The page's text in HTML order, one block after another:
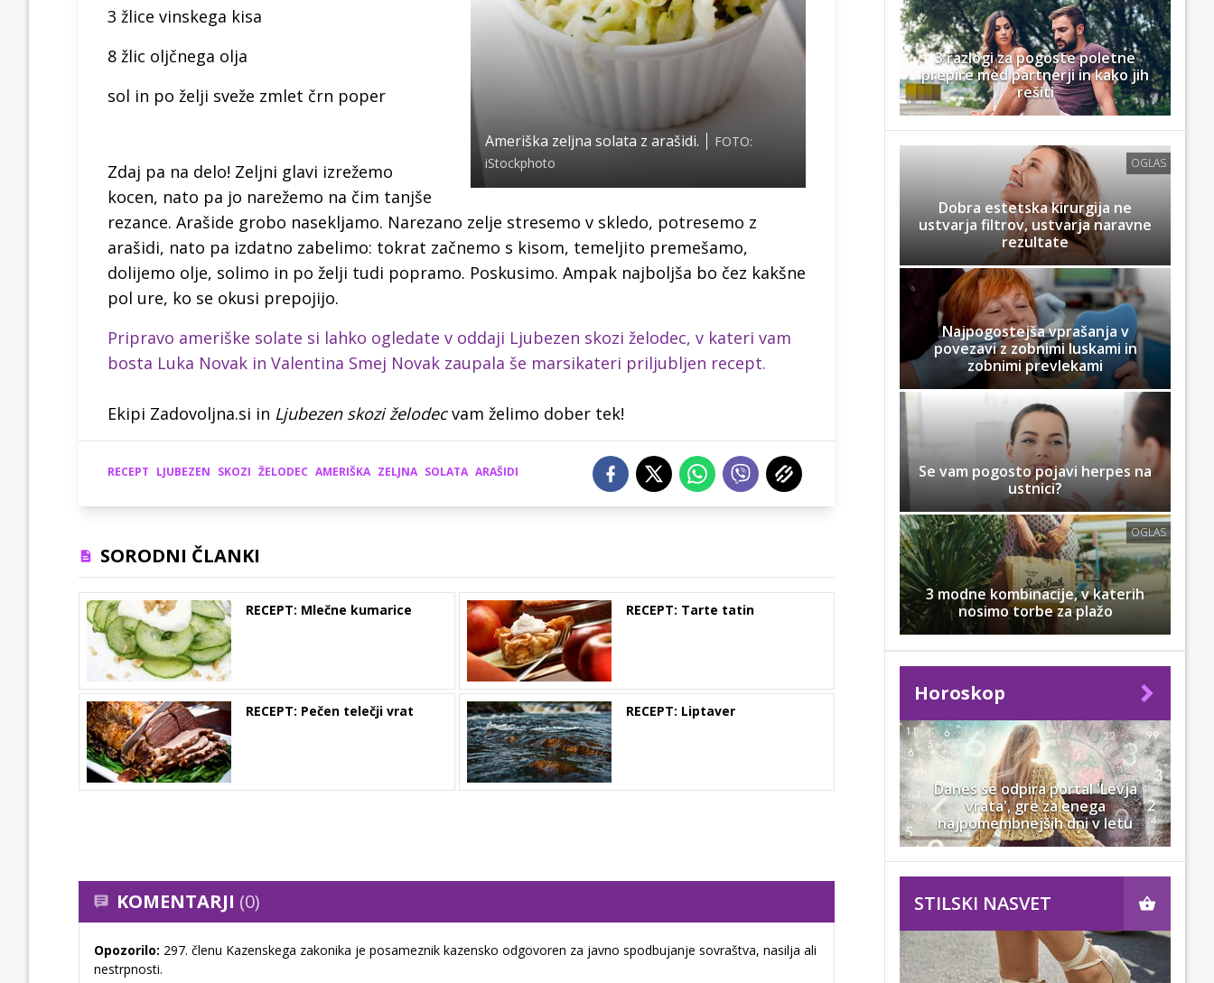
Ameriška zeljna solata z arašidi.
FOTO:
iStockphoto
3 žlice vinskega kisa
8 žlic oljčnega olja
sol in po želji sveže zmlet črn poper
Zdaj pa na delo! Zeljni glavi izrežemo
kocen, nato pa jo narežemo na čim tanjše
rezance. Arašide grobo nasekljamo. Narezano zelje stresemo v skledo, potresemo z
arašidi, nato pa izdatno zabelimo: tokrat začnemo s kisom, temeljito premešamo,
dolijemo olje, solimo in po želji tudi popramo. Poskusimo. Ampak najboljša bo čez kakšne
pol ure, ko se okusi prepojijo.
Pripravo ameriške solate si lahko ogledate v oddaji Ljubezen skozi želodec, v kateri vam
bosta Luka Novak in Valentina Smej Novak zaupala še marsikateri priljubljen recept.
Ekipi Zadovoljna.si in Ljubezen skozi želodecvam želimo dober tek!
RECEPT LJUBEZEN SKOZI ŽELODEC AMERIŠKA ZELJNA SOLATA ARAŠIDI
SORODNI ČLANKI
RECEPT: Mlečne kumarice RECEPT: Tarte tatin
RECEPT: Pečen telečji vrat RECEPT: Liptaver
KOMENTARJI (0)
Opozorilo: 297. členu Kazenskega zakonika je posameznik kazensko odgovoren za javno spodbujanje sovraštva, nasilja ali
nestrpnosti.
3 razlogi za pogoste poletne
prepire med partnerji in kako jih
rešiti
OGLAS
Dobra estetska kirurgija ne
ustvarja filtrov, ustvarja naravne
rezultate
Najpogostejša vprašanja v
povezavi z zobnimi luskami in
zobnimi prevlekami
Se vam pogosto pojavi herpes na
ustnici?
OGLAS
3 modne kombinacije, v katerih
nosimo torbe za plažo
Horoskop
Danes se odpira portal 'Levja
vrata', gre za enega
najpomembnejših dni v letu
STILSKI NASVET